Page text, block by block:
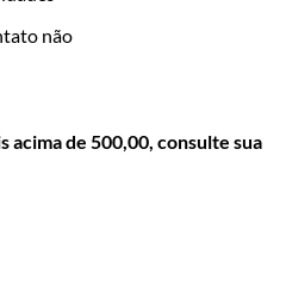
não
de 500,00, consulte sua